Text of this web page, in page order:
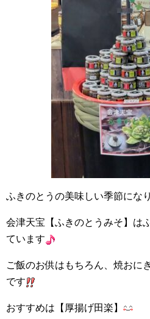
ふきのとうの美味しい季節にな
会津天宝【ふきのとうみそ】は
ています
ご飯のお供はもちろん、焼おに
です
おすすめは【厚揚げ田楽】